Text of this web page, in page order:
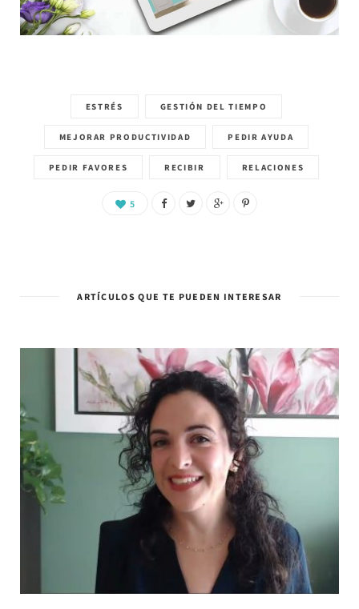
ESTRÉS GESTIÓN DEL TIEMPO
MEJORAR PRODUCTIVIDAD PEDIR AYUDA
PEDIR FAVORES RECIBIR RELACIONES
5
ARTÍCULOS QUE TE PUEDEN INTERESAR